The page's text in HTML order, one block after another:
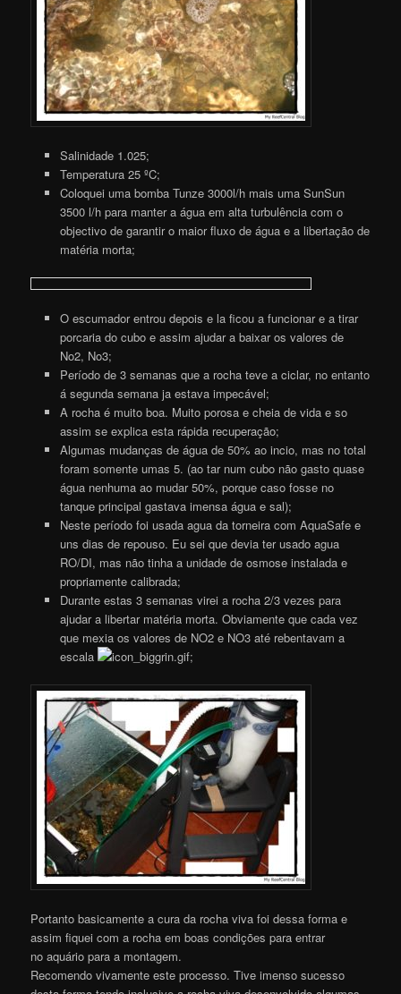
Salinidade 1.025;
Temperatura 25 ºC;
Coloquei uma bomba Tunze 3000l/h mais uma SunSun
3500 l/h para manter a água em alta turbulência com o
objectivo de garantir o maior fluxo de água e a libertação de
matéria morta;
O escumador entrou depois e la ficou a funcionar e a tirar
porcaria do cubo e assim ajudar a baixar os valores de
No2, No3;
Período de 3 semanas que a rocha teve a ciclar, no entanto
á segunda semana ja estava impecável;
A rocha é muito boa. Muito porosa e cheia de vida e so
assim se explica esta rápida recuperação;
Algumas mudanças de água de 50% ao incio, mas no total
foram somente umas 5. (ao tar num cubo não gasto quase
água nenhuma ao mudar 50%, porque caso fosse no
tanque principal gastava imensa água e sal);
Neste período foi usada agua da torneira com AquaSafe e
uns dias de repouso. Eu sei que devia ter usado agua
RO/DI, mas não tinha a unidade de osmose instalada e
propriamente calibrada;
Durante estas 3 semanas virei a rocha 2/3 vezes para
ajudar a libertar matéria morta. Obviamente que cada vez
que mexia os valores de NO2 e NO3 até rebentavam a
escala
;
Portanto basicamente a cura da rocha viva foi dessa forma e
assim fiquei com a rocha em boas condições para entrar
no aquário para a montagem.
Recomendo vivamente este processo. Tive imenso sucesso